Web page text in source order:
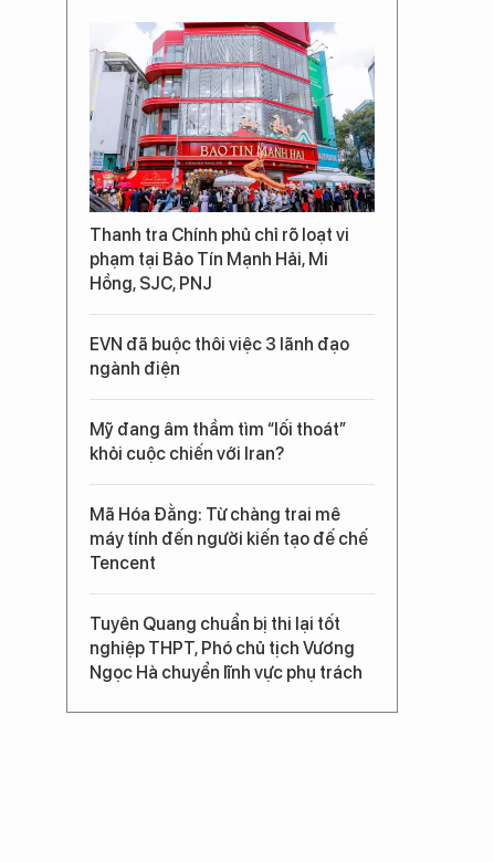
Thanh tra Chính phủ chỉ rõ loạt vi
phạm tại Bảo Tín Mạnh Hải, Mi
Hồng, SJC, PNJ
EVN đã buộc thôi việc 3 lãnh đạo
ngành điện
Mỹ đang âm thầm tìm “lối thoát”
khỏi cuộc chiến với Iran?
Mã Hóa Đằng: Từ chàng trai mê
máy tính đến người kiến tạo đế chế
Tencent
Tuyên Quang chuẩn bị thi lại tốt
nghiệp THPT, Phó chủ tịch Vương
Ngọc Hà chuyển lĩnh vực phụ trách